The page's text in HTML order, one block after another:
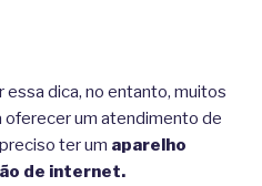
dica, no entanto, muitos
um atendimento de
ter um aparelho
de internet.